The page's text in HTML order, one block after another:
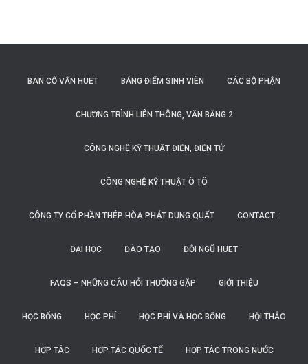
BAN CỐ VẤN HUET BẢNG ĐIỂM SINH VIÊN CÁC BỘ PHẬN
CHƯƠNG TRÌNH LIÊN THÔNG, VĂN BẰNG 2
CÔNG NGHỆ KỸ THUẬT ĐIỆN, ĐIỆN TỬ
CÔNG NGHỆ KỸ THUẬT Ô TÔ
CÔNG TY CỔ PHẦN THÉP HÒA PHÁT DUNG QUẤT CONTACT :
ĐẠI HỌC ĐÀO TẠO ĐỘI NGŨ HUET
FAQS – NHỮNG CÂU HỎI THƯỜNG GẶP GIỚI THIỆU
HỌC BỔNG HỌC PHÍ HỌC PHÍ VÀ HỌC BỔNG HỘI THẢO
HỢP TÁC HỢP TÁC QUỐC TẾ HỢP TÁC TRONG NƯỚC